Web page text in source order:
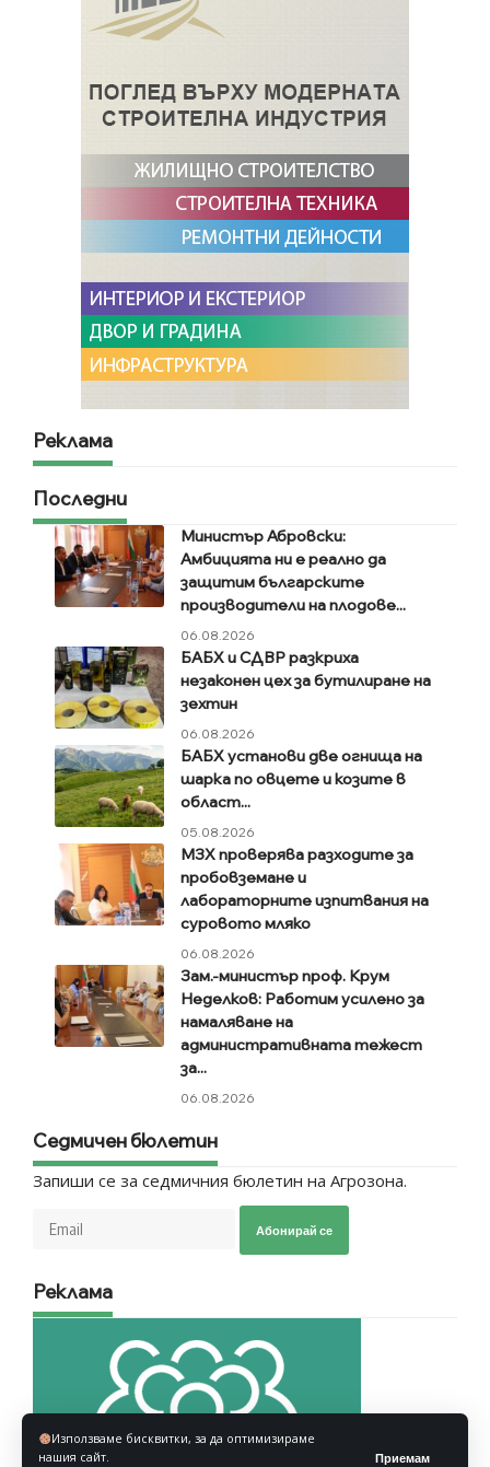
Използваме бисквитки, за да оптимизираме
нашия сайт.
Приемам
Реклама
Последни
Министър Абровски:
Амбицията ни е реално да
защитим българските
производители на плодове...
06.08.2026
БАБХ и СДВР разкриха
незаконен цех за бутилиране на
зехтин
06.08.2026
БАБХ установи две огнища на
шарка по овцете и козите в
област...
05.08.2026
МЗХ проверява разходите за
пробовземане и
лабораторните изпитвания на
суровото мляко
06.08.2026
Зам.-министър проф. Крум
Неделков: Работим усилено за
намаляване на
административната тежест
за...
06.08.2026
Седмичен бюлетин
Запиши се за седмичния бюлетин на Агрозона.
Абонирай се
Реклама